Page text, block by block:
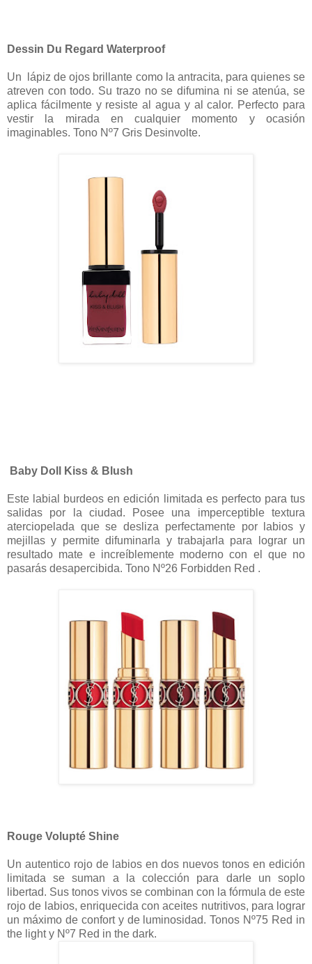
Dessin Du Regard Waterproof
Un lápiz de ojos brillante como la antracita, para quienes se
atreven con todo. Su trazo no se difumina ni se atenúa, se
aplica fácilmente y resiste al agua y al calor. Perfecto para
vestir la mirada en cualquier momento y ocasión
imaginables. Tono Nº7 Gris Desinvolte.
Baby Doll Kiss & Blush
Este labial burdeos en edición limitada es perfecto para tus
salidas por la ciudad. Posee una imperceptible textura
aterciopelada que se desliza perfectamente por labios y
mejillas y permite difuminarla y trabajarla para lograr un
resultado mate e increíblemente moderno con el que no
pasarás desapercibida. Tono Nº26 Forbidden Red .
Rouge Volupté Shine
Un autentico rojo de labios en dos nuevos tonos en edición
limitada se suman a la colección para darle un soplo
libertad. Sus tonos vivos se combinan con la fórmula de este
rojo de labios, enriquecida con aceites nutritivos, para lograr
un máximo de confort y de luminosidad. Tonos Nº75 Red in
the light y Nº7 Red in the dark.